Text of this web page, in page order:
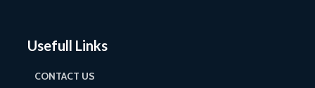
Usefull Links
CONTACT US